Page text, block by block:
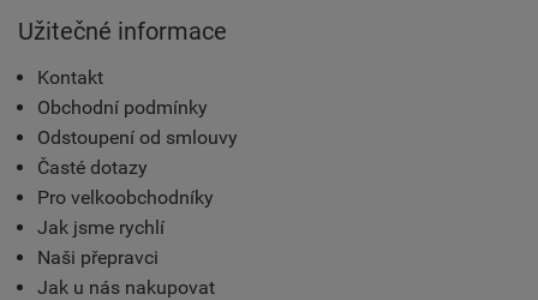
Užitečné informace
Kontakt
Obchodní podmínky
Odstoupení od smlouvy
Časté dotazy
Pro velkoobchodníky
Jak jsme rychlí
Naši přepravci
Jak u nás nakupovat